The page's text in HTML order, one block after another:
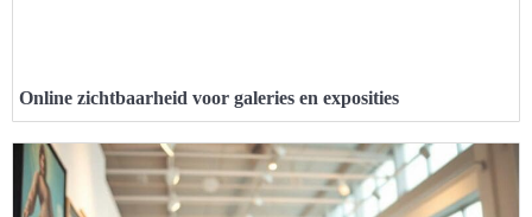
Online zichtbaarheid voor galeries en exposities